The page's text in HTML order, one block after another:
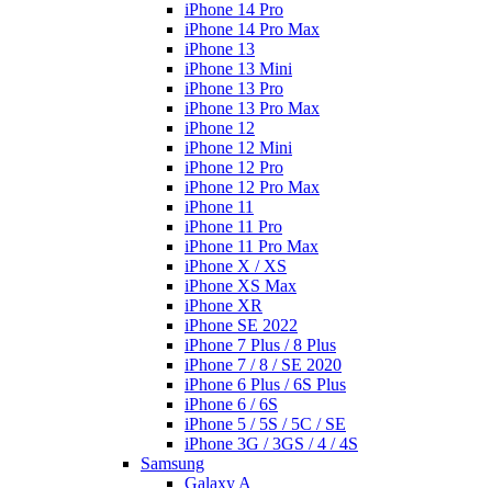
iPhone 14 Pro
iPhone 14 Pro Max
iPhone 13
iPhone 13 Mini
iPhone 13 Pro
iPhone 13 Pro Max
iPhone 12
iPhone 12 Mini
iPhone 12 Pro
iPhone 12 Pro Max
iPhone 11
iPhone 11 Pro
iPhone 11 Pro Max
iPhone X / XS
iPhone XS Max
iPhone XR
iPhone SE 2022
iPhone 7 Plus / 8 Plus
iPhone 7 / 8 / SE 2020
iPhone 6 Plus / 6S Plus
iPhone 6 / 6S
iPhone 5 / 5S / 5C / SE
iPhone 3G / 3GS / 4 / 4S
Samsung
Galaxy A